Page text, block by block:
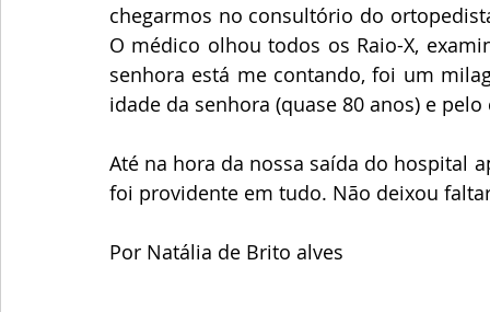
chegarmos no consultório do
O médico olhou todos os Raio-X,
senhora está me contando, foi um
idade da senhora (quase 80 anos) e
Até na hora da nossa saída do hospital
foi providente em tudo. Não deixou
Por Natália de Brito alves